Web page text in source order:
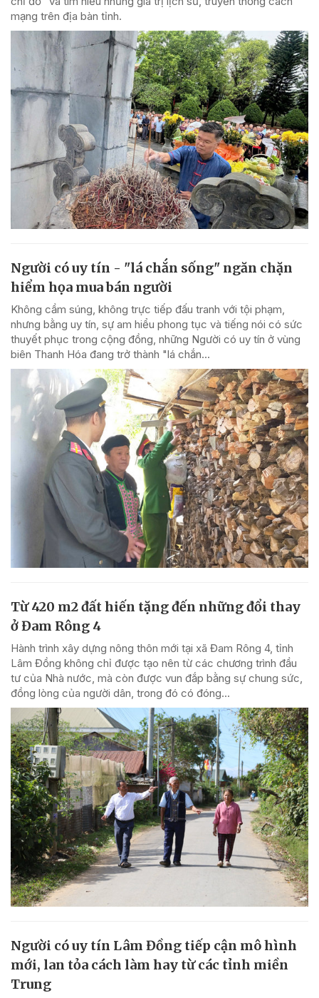
mạng trên địa bàn tỉnh.
Người có uy tín - "lá chắn sống" ngăn chặn
hiểm họa mua bán người
Không cầm súng, không trực tiếp đấu tranh với tội phạm,
nhưng bằng uy tín, sự am hiểu phong tục và tiếng nói có sức
thuyết phục trong cộng đồng, những Người có uy tín ở vùng
biên Thanh Hóa đang trở thành "lá chắn...
Từ 420 m2 đất hiến tặng đến những đổi thay
ở Đam Rông 4
Hành trình xây dựng nông thôn mới tại xã Đam Rông 4, tỉnh
Lâm Đồng không chỉ được tạo nên từ các chương trình đầu
tư của Nhà nước, mà còn được vun đắp bằng sự chung sức,
đồng lòng của người dân, trong đó có đóng...
Người có uy tín Lâm Đồng tiếp cận mô hình
mới, lan tỏa cách làm hay từ các tỉnh miền
Trung